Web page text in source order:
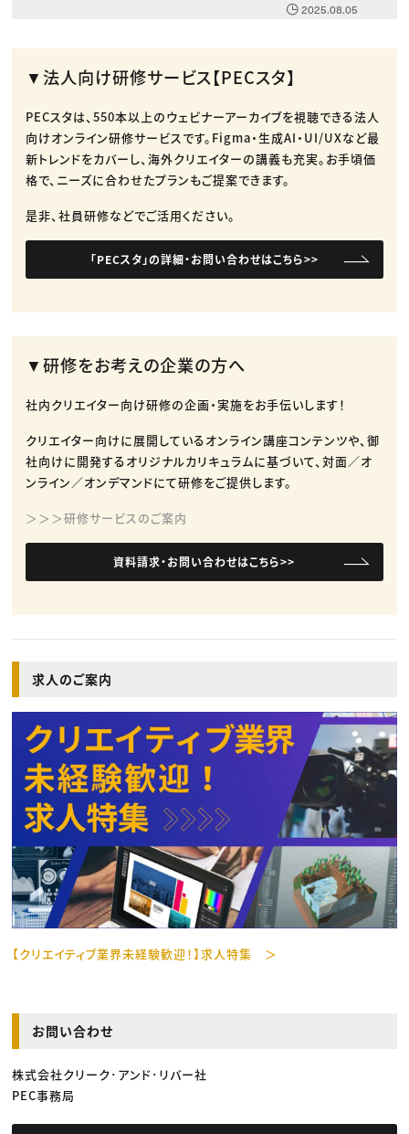
2025.08.05
▼法人向け研修サービス【PECスタ】
PECスタは、550本以上のウェビナーアーカイブを視聴できる法人
向けオンライン研修サービスです。​Figma・生成AI・UI/UXなど最
新トレンドをカバーし、海外クリエイターの講義も充実。​お手頃価
格で、ニーズに合わせたプランもご提案できます。​
是非、社員研修などでご活用ください。​
「PECスタ」の詳細・お問い合わせはこちら>>
▼研修をお考えの企業の方へ
社内クリエイター向け研修の企画・実施をお手伝いします！
クリエイター向けに展開しているオンライン講座コンテンツや、御
社向けに開発するオリジナルカリキュラムに基づいて、対面／オ
ンライン／オンデマンドにて研修をご提供します。
＞＞＞研修サービスのご案内
資料請求・お問い合わせはこちら>>
求人のご案内
【クリエイティブ業界未経験歓迎！】求人特集 ＞
お問い合わせ
株式会社クリーク･アンド･リバー社
PEC事務局